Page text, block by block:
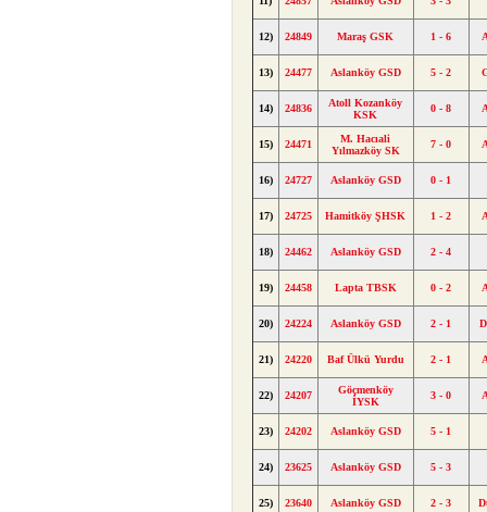
12) 24849 Maraş GSK 1 - 6
13) 24477 Aslanköy GSD 5 - 2
14) 24836
Atoll Kozanköy
KSK
0 - 8
15) 24471
M. Hacıali
Yılmazköy SK
7 - 0
16) 24727 Aslanköy GSD 0 - 1
17) 24725 Hamitköy ŞHSK 1 - 2
18) 24462 Aslanköy GSD 2 - 4
19) 24458 Lapta TBSK 0 - 2
20) 24224 Aslanköy GSD 2 - 1
21) 24220 Baf Ülkü Yurdu 2 - 1
22) 24207
Göçmenköy
İYSK
3 - 0
23) 24202 Aslanköy GSD 5 - 1
24) 23625 Aslanköy GSD 5 - 3
25) 23640 Aslanköy GSD 2 - 3